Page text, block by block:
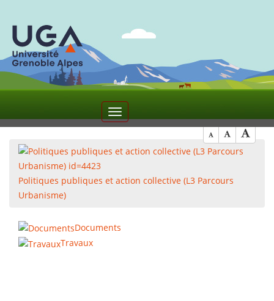
Toggle
navigation
Politiques publiques et action collective (L3 Parcours
Urbanisme)
Documents
Travaux